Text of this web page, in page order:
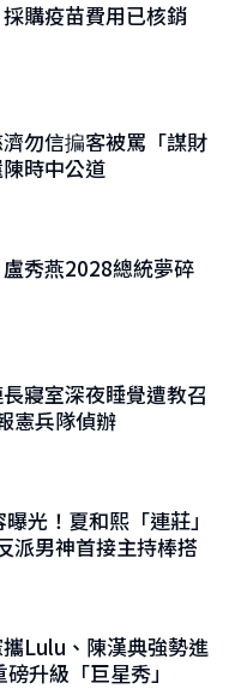
購疫苗費用已核銷
勿信揙客被罵「謀財
時中公道
秀燕2028總統夢碎
寢室深夜睡覺遭教召
憲兵隊偵辦
光！夏和熙「連莊」
派男神首接主持棒搭
Lulu、陳漢典強勢進
升級「巨星秀」